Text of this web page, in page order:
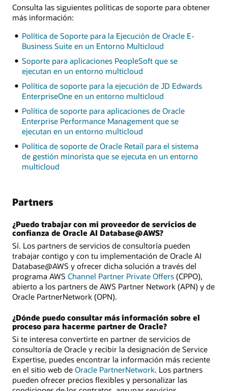
Consulta las siguientes políticas de soporte para obtener
más información:
Política de Soporte para la Ejecución de Oracle E-
Business Suite en un Entorno Multicloud
Soporte para aplicaciones PeopleSoft que se
ejecutan en un entorno multicloud
Política de soporte para la ejecución de JD Edwards
EnterpriseOne en un entorno multicloud
Política de soporte para aplicaciones de Oracle
Enterprise Performance Management que se
ejecutan en un entorno multicloud
Política de soporte de Oracle Retail para el sistema
de gestión minorista que se ejecuta en un entorno
multicloud
Partners
¿Puedo trabajar con mi proveedor de servicios de
confianza de Oracle AI Database@AWS?
Sí. Los partners de servicios de consultoría pueden
trabajar contigo y con tu implementación de Oracle AI
Database@AWS y ofrecer dicha solución a través del
programa AWS Channel Partner Private Offers (CPPO),
abierto a los partners de AWS Partner Network (APN) y de
Oracle PartnerNetwork (OPN).
¿Dónde puedo consultar más información sobre el
proceso para hacerme partner de Oracle?
Si te interesa convertirte en partner de servicios de
consultoría de Oracle y recibir la designación de Service
Expertise, puedes encontrar la información más reciente
en el sitio web de Oracle PartnerNetwork. Los partners
pueden ofrecer precios flexibles y personalizar las